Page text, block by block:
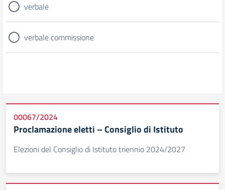
verbale
verbale commissione
00067/2024
Proclamazione eletti – Consiglio di Istituto
Elezioni del Consiglio di Istituto triennio 2024/2027